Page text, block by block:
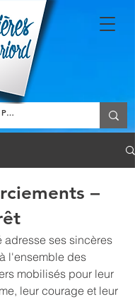
–
adresse ses sincères
l'ensemble des
mobilisés pour leur
leur courage et leur